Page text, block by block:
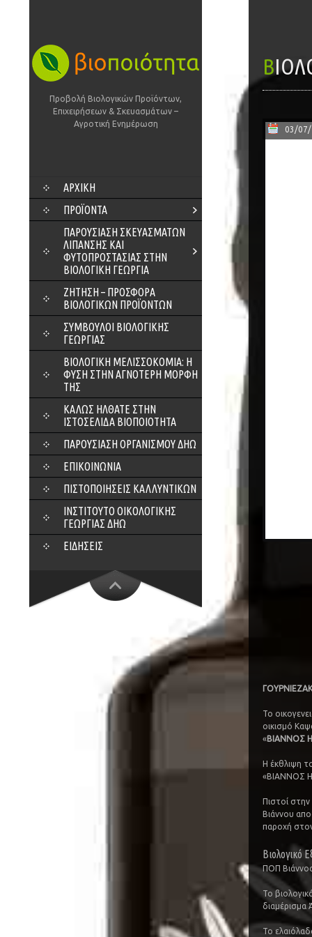
Προβολή Βιολογικών Προϊόντων,
Επιχειρήσεων & Σκευασμάτων –
Αγροτική Ενημέρωση
SKIP
CONTENT
ΑΡΧΙΚΗ
ΠΡΟΪΌΝΤΑ
ΠΑΡΟΥΣΊΑΣΗ ΣΚΕΥΑΣΜΆΤΩΝ
ΛΊΠΑΝΣΗΣ ΚΑΙ
ΦΥΤΟΠΡΟΣΤΑΣΊΑΣ ΣΤΗΝ
ΒΙΟΛΟΓΙΚΉ ΓΕΩΡΓΊΑ
ΖΗΤΗΣΗ – ΠΡΟΣΦΟΡΑ
ΒΙΟΛΟΓΙΚΩΝ ΠΡΟΪΟΝΤΩΝ
ΣΎΜΒΟΥΛΟΙ ΒΙΟΛΟΓΙΚΉΣ
ΓΕΩΡΓΊΑΣ
ΒΙΟΛΟΓΙΚΉ ΜΕΛΙΣΣΟΚΟΜΊΑ: Η
ΦΎΣΗ ΣΤΗΝ ΑΓΝΌΤΕΡΗ ΜΟΡΦΉ
ΤΗΣ
ΚΑΛΏΣ ΉΛΘΑΤΕ ΣΤΗΝ
ΙΣΤΟΣΕΛΊΔΑ ΒΙΟΠΟΙΌΤΗΤΑ
ΠΑΡΟΥΣΊΑΣΗ ΟΡΓΑΝΙΣΜΟΎ ΔΗΩ
ΕΠΙΚΟΙΝΩΝΊΑ
ΠΙΣΤΟΠΟΙΉΣΕΙΣ ΚΑΛΛΥΝΤΙΚΏΝ
ΙΝΣΤΙΤΟΎΤΟ ΟΙΚΟΛΟΓΙΚΉΣ
ΓΕΩΡΓΊΑΣ ΔΗΩ
ΕΙΔΉΣΕΙΣ
03/
Το
οικισμό
«ΒΙΑΝΝΟΣ
Η έκθλιψη
«ΒΙΑΝΝΟΣ
Πιστοί
Βιάννου
παροχή
Βιολογικό
ΠΟΠ
Το
διαμέρισμα
Το